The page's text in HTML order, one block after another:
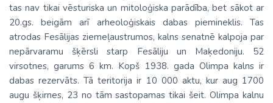
tas nav tikai vēsturiska un mitoloģiska parādība, bet sākot ar
20.gs. beigām arī arheoloģiskais dabas piemineklis. Tas
atrodas Fesālijas ziemeļaustrumos, kalns senatnē kalpoja par
nepārvaramu šķērsli starp Fesāliju un Maķedoniju. 52
virsotnes, garums 6 km. Kopš 1938. gada Olimpa kalns ir
dabas rezervāts. Tā teritorija ir 10 000 aktu, kur aug 1700
augu šķirnes, 23 no tām sastopamas tikai šeit. Olimpa kalnu